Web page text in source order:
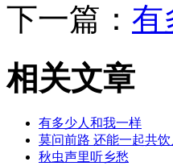
下一篇： 有
相关文章
有多少人和我一样
莫问前路 还能一起共
秋虫声里听乡愁